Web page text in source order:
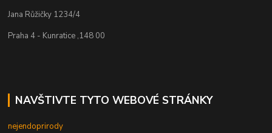
Jana Růžičky 1234/4
Praha 4 - Kunratice ,148 00
NAVŠTIVTE TYTO WEBOVÉ STRÁNKY
nejendoprirody